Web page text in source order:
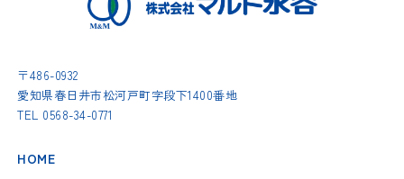
〒486-0932
愛知県春日井市松河戸町字段下1400番地
TEL 0568-34-0771
HOME